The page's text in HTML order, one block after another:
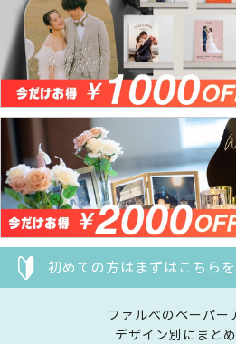
初めての方はまずはこちらを
ファルべのペーパー
デザイン別にまと